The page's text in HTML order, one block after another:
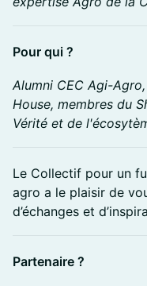
Pour qui ?
Alumni CEC Agi-
House, membres du
Vérité et de
Le Collectif pour un
agro a le plaisir de
d’échanges et
Partenaire ?